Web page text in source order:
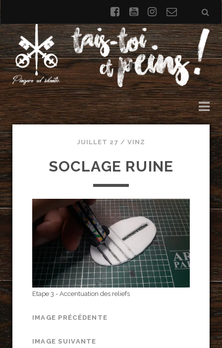
facebookyoutubeinstagram
de
contact
JUILLET 27 / VINZ
SOCLAGE RUINE
Etape 3 - Accentuation des reliefs
IMAGE PRÉCÉDENTE
IMAGE SUIVANTE